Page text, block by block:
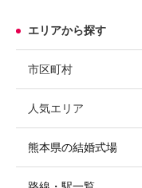
エリアから探す
市区町村
人気エリア
熊本県の結婚式場